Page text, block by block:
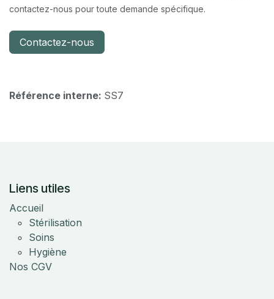
contactez-nous pour toute demande spécifique.
Contactez-nous
Référence interne: SS7
Liens utiles
Accueil
Stérilisation
Soins
Hygiène
Nos CGV